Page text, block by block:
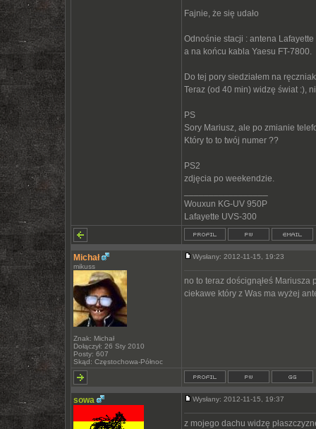
Fajnie, że się udało
Odnośnie stacji : antena
a na końcu kabla Yaesu FT-7800.
Do tej pory siedziałem na
Teraz (od 40 min) widzę świat :),
PS
Sory Mariusz, ale po zmianie
Który to to twój numer ??
PS2
zdjęcia po weekendzie.
Wouxun KG-UV 950P
Lafayette UVS-300
Michał
mikuss
Znak: Michał
Dołączył: 26 Sty 2010
Posty: 607
Skąd: Częstochowa-Północ
Wysłany: 2012-11-15, 19:23
no to teraz doścignąłeś
ciekawe który z Was ma wyżej
sowa Wysłany: 2012-11-15, 19:37
z mojego dachu widzę